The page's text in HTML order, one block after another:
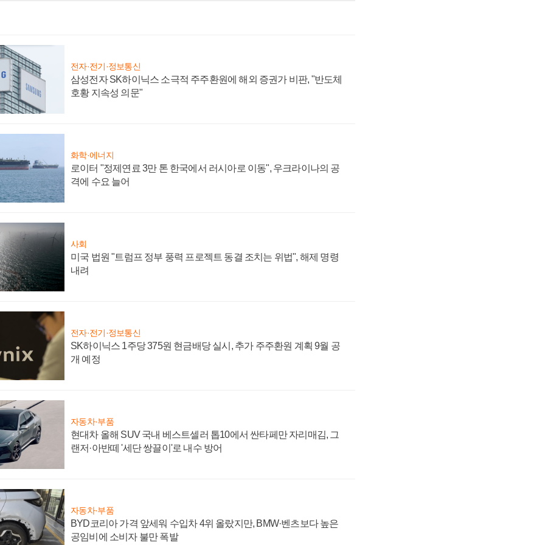
전자·전기·정보통신
삼성전자 SK하이닉스 소극적 주주환원에 해외 증권가 비판, "반도체
호황 지속성 의문"
화학·에너지
로이터 "정제연료 3만 톤 한국에서 러시아로 이동", 우크라이나의 공
격에 수요 늘어
사회
미국 법원 "트럼프 정부 풍력 프로젝트 동결 조치는 위법", 해제 명령
내려
전자·전기·정보통신
SK하이닉스 1주당 375원 현금배당 실시, 추가 주주환원 계획 9월 공
개 예정
자동차·부품
현대차 올해 SUV 국내 베스트셀러 톱10에서 싼타페만 자리매김, 그
랜저·아반떼 '세단 쌍끌이'로 내수 방어
자동차·부품
BYD코리아 가격 앞세워 수입차 4위 올랐지만, BMW·벤츠보다 높은
공임비에 소비자 불만 폭발